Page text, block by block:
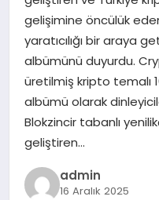
EKONOMI
MAGAZIN
OTOMOBIL
TEKNOLOJI
gelişimine öncülük
yaratıcılığı bir araya
albümünü duyurdu.
üretilmiş kripto temalı
albümü olarak
Blokzincir tabanlı
geliştiren…
admin
16 Aralık 2025